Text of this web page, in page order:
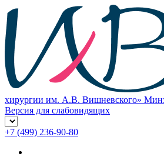
хирургии им. А.В. Вишневского»
Версия для слабовидящих
+7 (499) 236-90-80